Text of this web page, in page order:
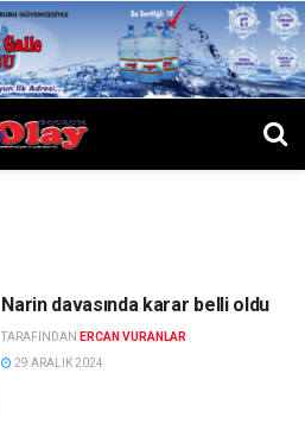
Narin davasında karar belli oldu
TARAFINDAN ERCAN VURANLAR
29 ARALIK 2024